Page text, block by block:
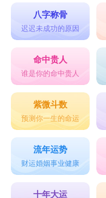
八字称骨
迟迟未成功的原因
命中贵人
谁是你的命中贵人
紫微斗数
预测你一生的命运
流年运势
财运婚姻事业健康
十年大运